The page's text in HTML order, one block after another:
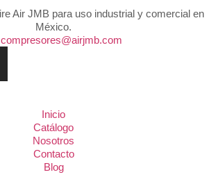
compresores@airjmb.com
Inicio
Catálogo
Nosotros
Contacto
Blog